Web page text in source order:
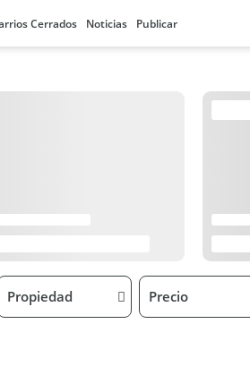
Cerrados Noticias Publicar
Propiedad Precio